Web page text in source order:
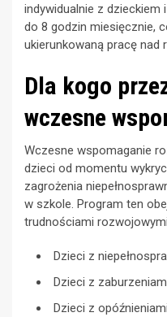
indywidualnie z dzieckiem
do 8 godzin miesięcznie,
ukierunkowaną pracę nad
Dla kogo
wczesne
Wczesne wspomaganie
dzieci od momentu
zagrożenia
w szkole. Program ten
trudnościami
Dzieci z
Dzieci z
Dzieci z